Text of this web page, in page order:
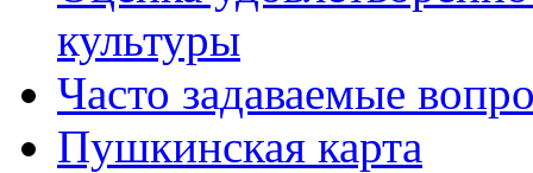
культуры
Часто задаваемые
Пушкинская карта